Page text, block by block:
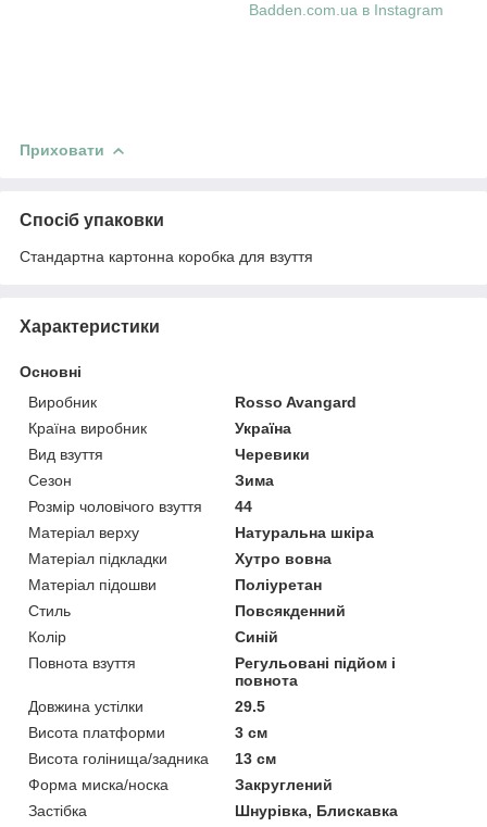
Badden.com.ua в Instagram
Приховати
Спосіб упаковки
Стандартна картонна коробка для взуття
Характеристики
Основні
Виробник
Rosso Avangard
Країна виробник
Україна
Вид взуття
Черевики
Сезон
Зима
Розмір чоловічого взуття
44
Матеріал верху
Натуральна шкіра
Матеріал підкладки
Хутро вовна
Матеріал підошви
Поліуретан
Стиль
Повсякденний
Колір
Синій
Повнота взуття
Регульовані підйом і
повнота
Довжина устілки
29.5
Висота платформи
3 см
Висота голінища/задника
13 см
Форма миска/носка
Закруглений
Застібка
Шнурівка, Блискавка